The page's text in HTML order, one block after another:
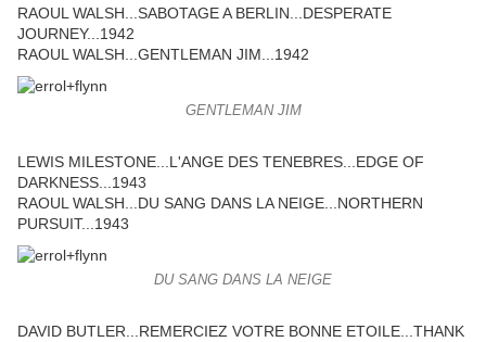
RAOUL WALSH...SABOTAGE A BERLIN...DESPERATE
JOURNEY...1942
RAOUL WALSH...GENTLEMAN JIM...1942
GENTLEMAN JIM
LEWIS MILESTONE...L'ANGE DES TENEBRES...EDGE OF
DARKNESS...1943
RAOUL WALSH...DU SANG DANS LA NEIGE...NORTHERN
PURSUIT...1943
DU SANG DANS LA NEIGE
DAVID BUTLER...REMERCIEZ VOTRE BONNE ETOILE...THANK